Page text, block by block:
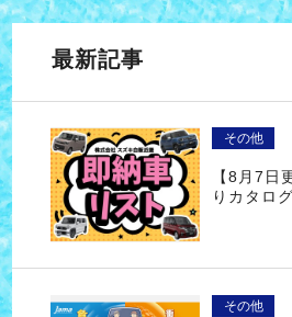
最新記事
その他
【8月7日
りカタロ
その他